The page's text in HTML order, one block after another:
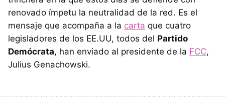
renovado ímpetu la neutralidad de la red. Es el
mensaje que acompaña a la carta que cuatro
legisladores de los EE.UU, todos del Partido
Demócrata, han enviado al presidente de la FCC,
Julius Genachowski.